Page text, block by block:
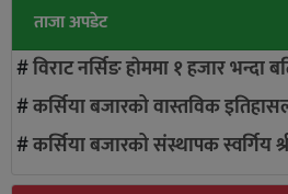
ताजा अपडेट
#विराट नर्सिङ हाेममा १ हजार भन्दा
#कर्सिया बजारको वास्तविक
#कर्सिया बजारको संस्थापक स्वर्गिय